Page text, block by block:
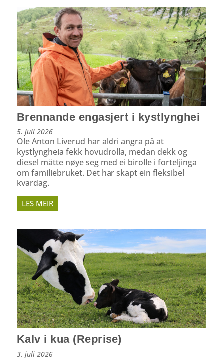
Brennande engasjert i kystlynghei
5. juli 2026
Ole Anton Liverud har aldri angra på at
kystlyngheia fekk hovudrolla, medan dekk og
diesel måtte nøye seg med ei birolle i forteljinga
om familiebruket. Det har skapt ein fleksibel
kvardag.
LES MEIR
Kalv i kua (Reprise)
3. juli 2026